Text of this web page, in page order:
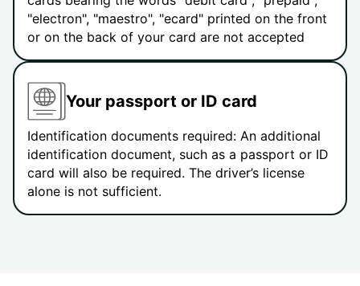
"electron", "maestro", "ecard" printed on the front
or on the back of your card are not accepted
Your passport or ID card
Identification documents required: An additional
identification document, such as a passport or ID
card will also be required. The driver’s license
alone is not sufficient.